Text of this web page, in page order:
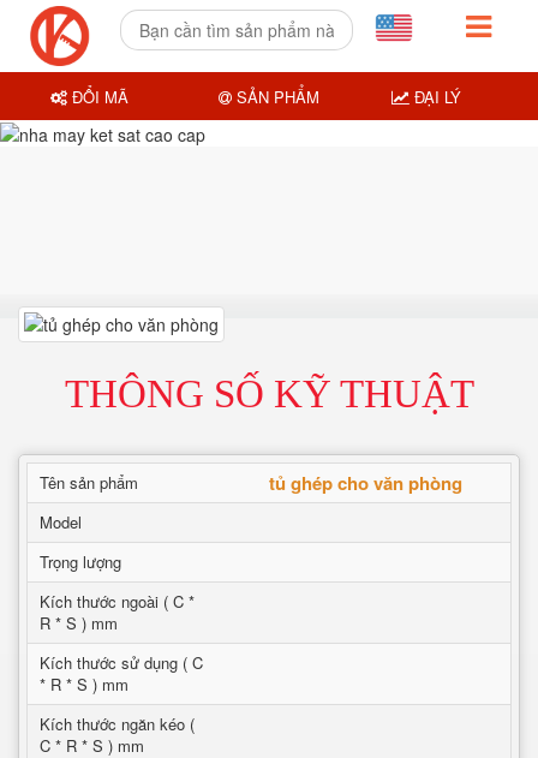
THÔNG SỐ KỸ THUẬT
Tên sản phẩm tủ ghép cho văn phòng
Model
Trọng lượng
Kích thước ngoài ( C *
R * S ) mm
Kích thước sử dụng ( C
* R * S ) mm
Kích thước ngăn kéo (
C * R * S ) mm
ĐỔI MÃ SẢN PHẨM ĐẠI LÝ